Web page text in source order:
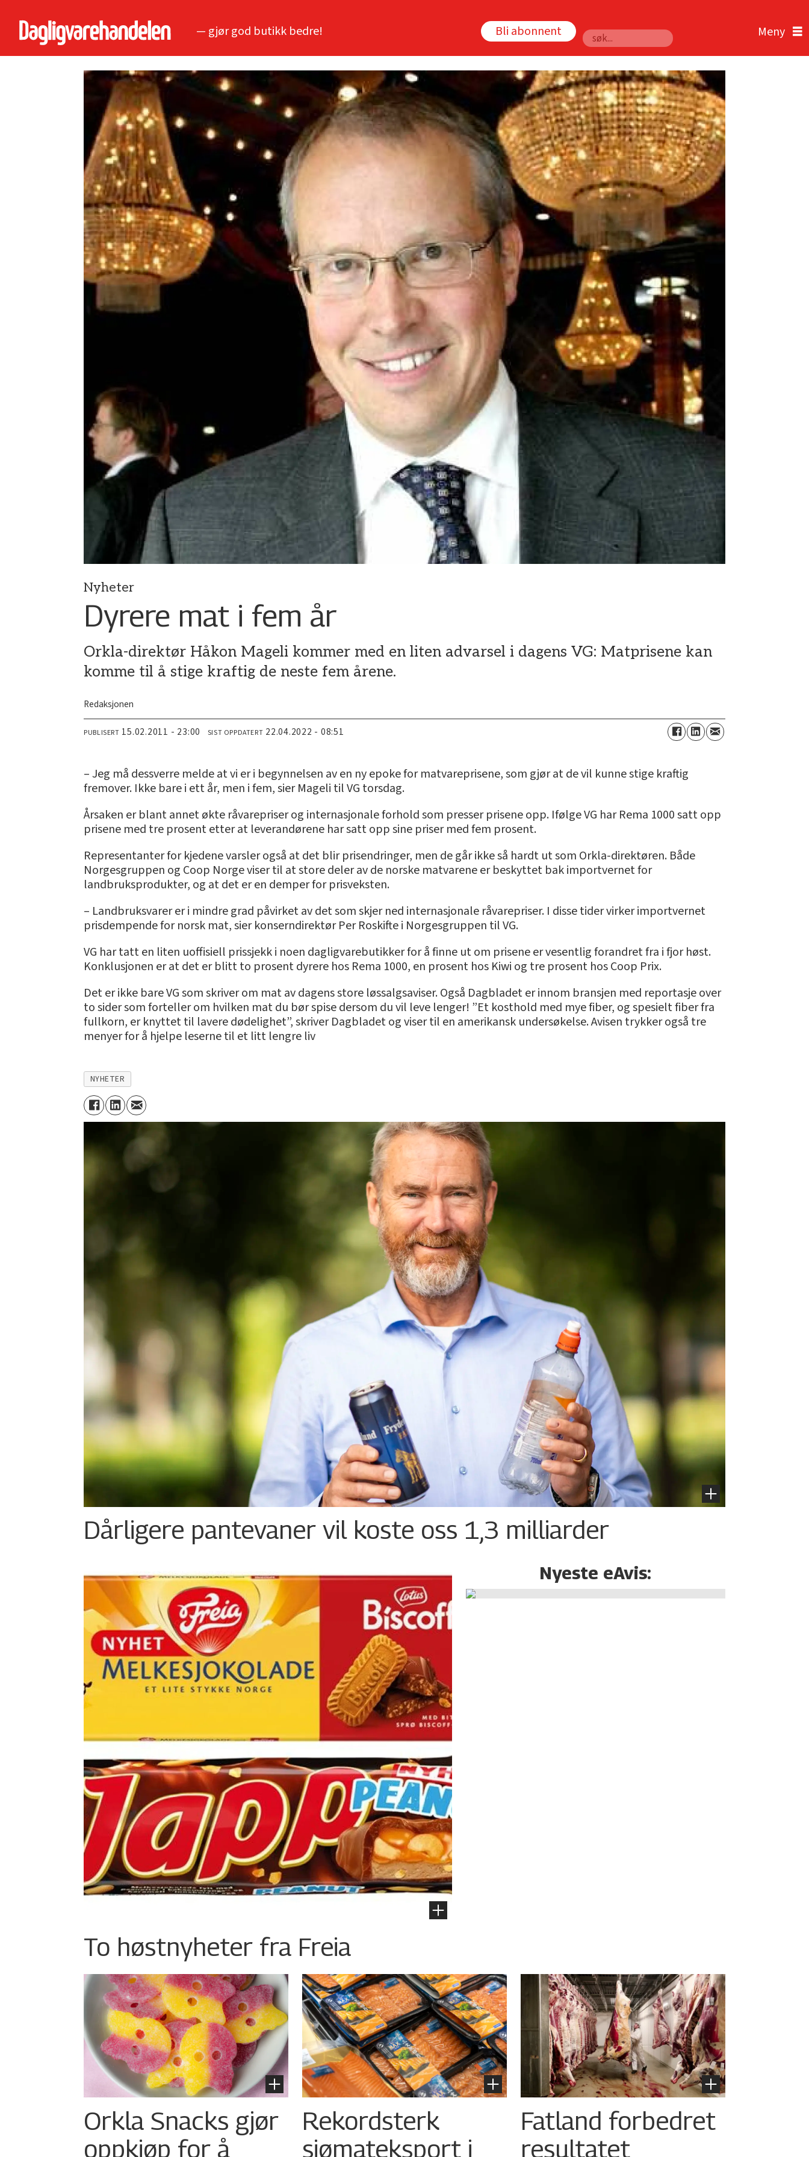
— gjør god butikk bedre! Bli abonnent
Søk
Nyheter
Dyrere mat i fem år
Orkla-direktør Håkon Mageli kommer med en liten advarsel i dagens VG: Matprisene kan
komme til å stige kraftig de neste fem årene.
Redaksjonen
PUBLISERT 15.02.2011 - 23:00 SIST OPPDATERT 22.04.2022 - 08:51
– Jeg må dessverre melde at vi er i begynnelsen av en ny epoke for matvareprisene, som gjør at de vil kunne stige kraftig
fremover. Ikke bare i ett år, men i fem, sier Mageli til VG torsdag.
Årsaken er blant annet økte råvarepriser og internasjonale forhold som presser prisene opp. Ifølge VG har Rema 1000 satt opp
prisene med tre prosent etter at leverandørene har satt opp sine priser med fem prosent.
Representanter for kjedene varsler også at det blir prisendringer, men de går ikke så hardt ut som Orkla-direktøren. Både
Norgesgruppen og Coop Norge viser til at store deler av de norske matvarene er beskyttet bak importvernet for
landbruksprodukter, og at det er en demper for prisveksten.
– Landbruksvarer er i mindre grad påvirket av det som skjer ned internasjonale råvarepriser. I disse tider virker importvernet
prisdempende for norsk mat, sier konserndirektør Per Roskifte i Norgesgruppen til VG.
VG har tatt en liten uoffisiell prissjekk i noen dagligvarebutikker for å finne ut om prisene er vesentlig forandret fra i fjor høst.
Konklusjonen er at det er blitt to prosent dyrere hos Rema 1000, en prosent hos Kiwi og tre prosent hos Coop Prix.
Det er ikke bare VG som skriver om mat av dagens store løssalgsaviser. Også Dagbladet er innom bransjen med reportasje over
to sider som forteller om hvilken mat du bør spise dersom du vil leve lenger! ”Et kosthold med mye fiber, og spesielt fiber fra
fullkorn, er knyttet til lavere dødelighet”, skriver Dagbladet og viser til en amerikansk undersøkelse. Avisen trykker også tre
menyer for å hjelpe leserne til et litt lengre liv
NYHETER
Dårligere pantevaner vil koste oss 1,3 milliarder
To høstnyheter fra Freia
Nyeste eAvis:
Orkla Snacks gjør
oppkjøp for å
Rekordsterk
sjømateksport i
Fatland forbedret
resultatet